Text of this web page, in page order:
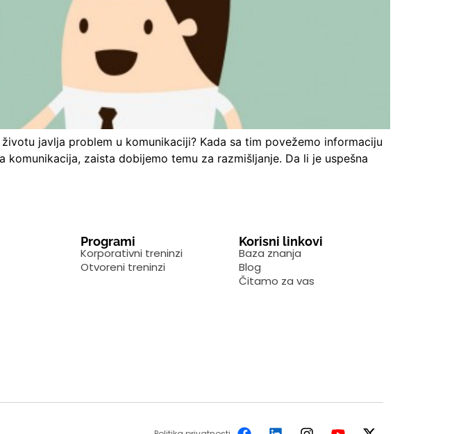
javlja problem u komunikaciji? Kada sa tim povežemo informaciju
zaista dobijemo temu za razmišljanje. Da li je uspešna
Programi
Korporativni treninzi
Otvoreni treninzi
Korisni linkovi
Baza znanja
Blog
Čitamo za vas